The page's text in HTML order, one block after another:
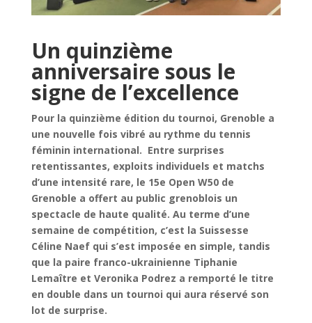
Un quinzième
anniversaire sous le
signe de l’excellence
Pour la quinzième édition du tournoi, Grenoble a
une nouvelle fois vibré au rythme du tennis
féminin international. Entre surprises
retentissantes, exploits individuels et matchs
d’une intensité rare, le 15e Open W50 de
Grenoble a offert au public grenoblois un
spectacle de haute qualité. Au terme d’une
semaine de compétition, c’est la Suissesse
Céline Naef qui s’est imposée en simple, tandis
que la paire franco-ukrainienne Tiphanie
Lemaître et Veronika Podrez a remporté le titre
en double dans un tournoi qui aura réservé son
lot de surprise.